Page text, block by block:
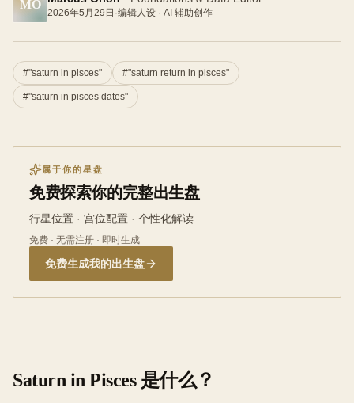
MO
2026年5月29日 ·编辑人设 · AI 辅助创作
#"saturn in pisces" #"saturn return in pisces"
#"saturn in pisces dates"
属于你的星盘
免费探索你的完整出生盘
行星位置 · 宫位配置 · 个性化解读
免费 · 无需注册 · 即时生成
免费生成我的出生盘
Saturn in Pisces 是什么？